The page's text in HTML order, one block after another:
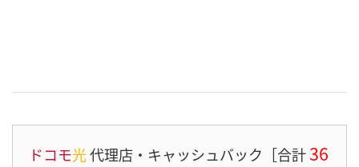
ドコモ光代理店・キャッシュバック［合計36